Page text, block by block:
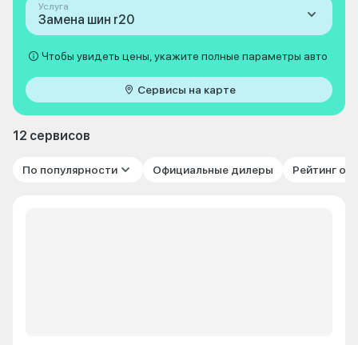
Услуга
Замена шин r20
Чтобы увидеть цены, укажите полные параметры авто
Сервисы на карте
12 сервисов
По популярности Официальные дилеры Рейтинг